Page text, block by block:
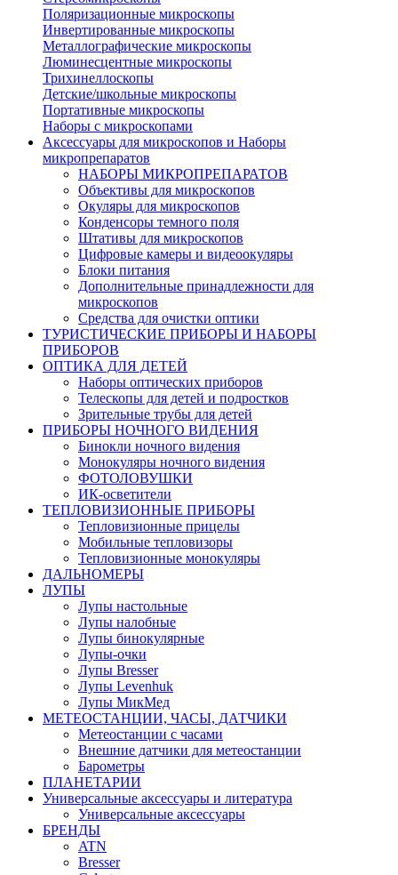
Поляризационные микроскопы
Инвертированные микроскопы
Металлографические микроскопы
Люминесцентные микроскопы
Трихинеллоскопы
Детские/школьные микроскопы
Портативные микроскопы
Наборы с микроскопами
Аксессуары для микроскопов и Наборы
микропрепаратов
НАБОРЫ МИКРОПРЕПАРАТОВ
Объективы для микроскопов
Окуляры для микроскопов
Конденсоры темного поля
Штативы для микроскопов
Цифровые камеры и видеоокуляры
Блоки питания
Дополнительные принадлежности для
микроскопов
Средства для очистки оптики
ТУРИСТИЧЕСКИЕ ПРИБОРЫ И НАБОРЫ
ПРИБОРОВ
ОПТИКА ДЛЯ ДЕТЕЙ
Наборы оптических приборов
Телескопы для детей и подростков
Зрительные трубы для детей
ПРИБОРЫ НОЧНОГО ВИДЕНИЯ
Бинокли ночного видения
Монокуляры ночного видения
ФОТОЛОВУШКИ
ИК-осветители
ТЕПЛОВИЗИОННЫЕ ПРИБОРЫ
Тепловизионные прицелы
Мобильные тепловизоры
Тепловизионные монокуляры
ДАЛЬНОМЕРЫ
ЛУПЫ
Лупы настольные
Лупы налобные
Лупы бинокулярные
Лупы-очки
Лупы Bresser
Лупы Levenhuk
Лупы МикМед
МЕТЕОСТАНЦИИ, ЧАСЫ, ДАТЧИКИ
Метеостанции с часами
Внешние датчики для метеостанции
Барометры
ПЛАНЕТАРИИ
Универсальные аксессуары и литература
Универсальные аксессуары
БРЕНДЫ
ATN
Bresser